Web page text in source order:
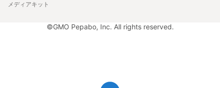
メディアキット
©GMO Pepabo, Inc. All rights reserved.